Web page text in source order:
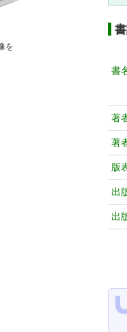
を
書
著
著
版
出
出